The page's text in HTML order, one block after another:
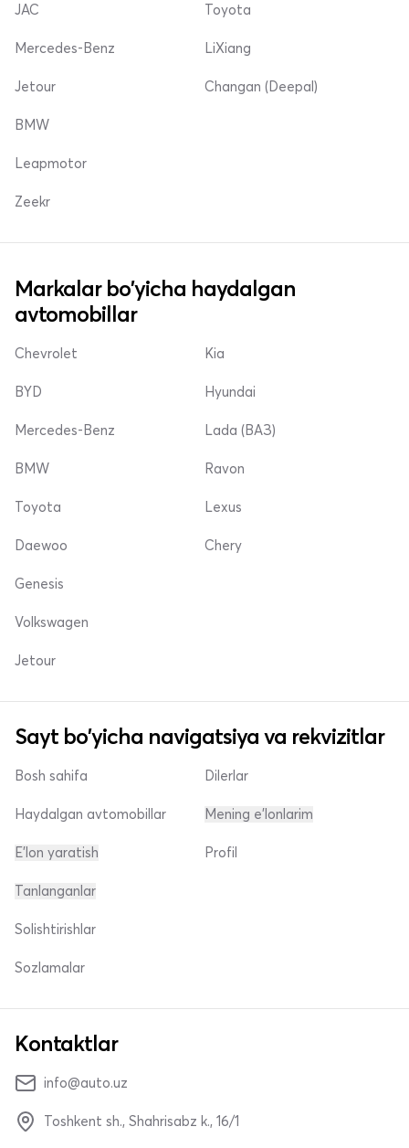
JAC
Mercedes-Benz
Jetour
Toyota
LiXiang
Changan (Deepal)
BMW
Leapmotor
Zeekr
Markalar bo'yicha haydalgan
avtomobillar
Chevrolet
BYD
Mercedes-Benz
Kia
Hyundai
Lada (ВАЗ)
BMW
Toyota
Daewoo
Ravon
Lexus
Chery
Genesis
Volkswagen
Jetour
Sayt bo'yicha navigatsiya va rekvizitlar
Bosh sahifa
Haydalgan avtomobillar
E'lon yaratish
Dilerlar
Mening e'lonlarim
Profil
Tanlanganlar
Solishtirishlar
Sozlamalar
Kontaktlar
info@auto.uz
Toshkent sh., Shahrisabz k., 16/1